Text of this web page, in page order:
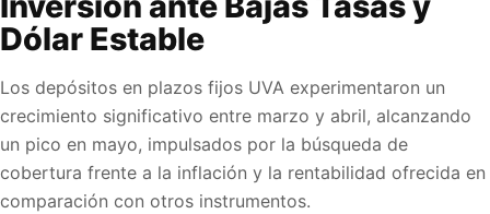
Dólar Estable
Los depósitos en plazos fijos UVA experimentaron un
crecimiento significativo entre marzo y abril, alcanzando
un pico en mayo, impulsados por la búsqueda de
cobertura frente a la inflación y la rentabilidad ofrecida en
comparación con otros instrumentos.